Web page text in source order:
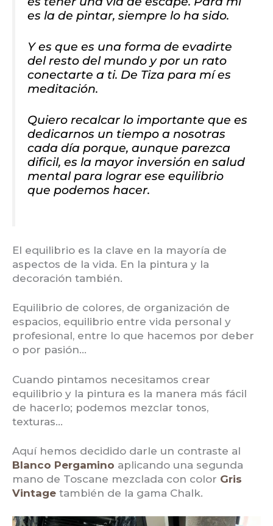
es la de pintar, siempre lo ha sido.
Y es que es una forma de evadirte
del resto del mundo y por un rato
conectarte a ti. De Tiza para mí es
meditación.
Quiero recalcar lo importante que es
dedicarnos un tiempo a nosotras
cada día porque, aunque parezca
dificil, es la mayor inversión en salud
mental para lograr ese equilibrio
que podemos hacer.
El equilibrio es la clave en la mayoría de
aspectos de la vida. En la pintura y la
decoración también.
Equilibrio de colores, de organización de
espacios, equilibrio entre vida personal y
profesional, entre lo que hacemos por deber
o por pasión…
Cuando pintamos necesitamos crear
equilibrio y la pintura es la manera más fácil
de hacerlo; podemos mezclar tonos,
texturas…
Aquí hemos decidido darle un contraste al
Blanco Pergamino aplicando una segunda
mano de Toscane mezclada con color Gris
Vintage también de la gama Chalk.